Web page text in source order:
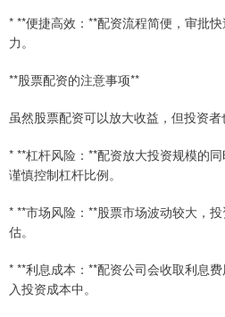
* **便捷高效：**配资流程简便，审批
力。
**股票配资的注意事项**
虽然股票配资可以放大收益，但投资者
* **杠杆风险：**配资放大投资规模的
谨慎控制杠杆比例。
* **市场风险：**股票市场波动较大，
估。
* **利息成本：**配资公司会收取利息
入投资成本中。